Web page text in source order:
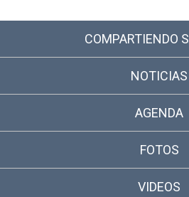
COMPARTIENDO
NOTICIAS
AGENDA
FOTOS
VIDEOS